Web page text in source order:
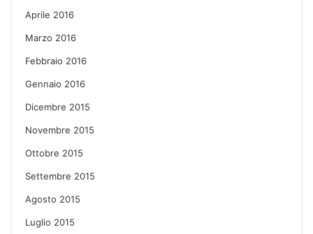
Aprile 2016
Marzo 2016
Febbraio 2016
Gennaio 2016
Dicembre 2015
Novembre 2015
Ottobre 2015
Settembre 2015
Agosto 2015
Luglio 2015